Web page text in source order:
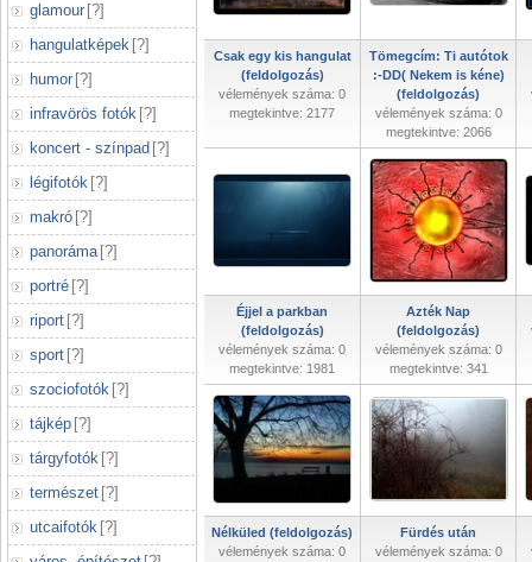
glamour [?]
hangulatképek [?]
humor [?]
infravörös fotók [?]
koncert - színpad [?]
légifotók [?]
makró [?]
panoráma [?]
portré [?]
riport [?]
sport [?]
szociofotók [?]
tájkép [?]
tárgyfotók [?]
természet [?]
utcaifotók [?]
Csak egy kis hangulat
(feldolgozás)
vélemények száma: 0
megtekintve: 2177
Tömegcím: Ti autótok
:-DD( Nekem is kéne)
(feldolgozás)
vélemények száma: 0
megtekintve: 2066
Éjjel a parkban
(feldolgozás)
vélemények száma: 0
megtekintve: 1981
Azték Nap
(feldolgozás)
vélemények száma: 0
megtekintve: 341
Nélküled (feldolgozás)
vélemények száma: 0
Fürdés után
vélemények száma: 0